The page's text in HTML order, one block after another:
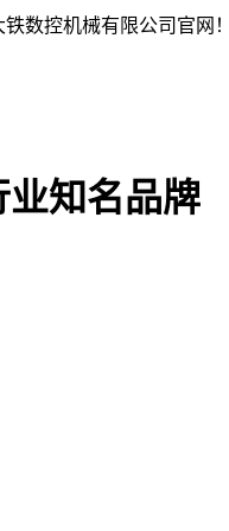
数控机械有限公司官网！
业知名品牌